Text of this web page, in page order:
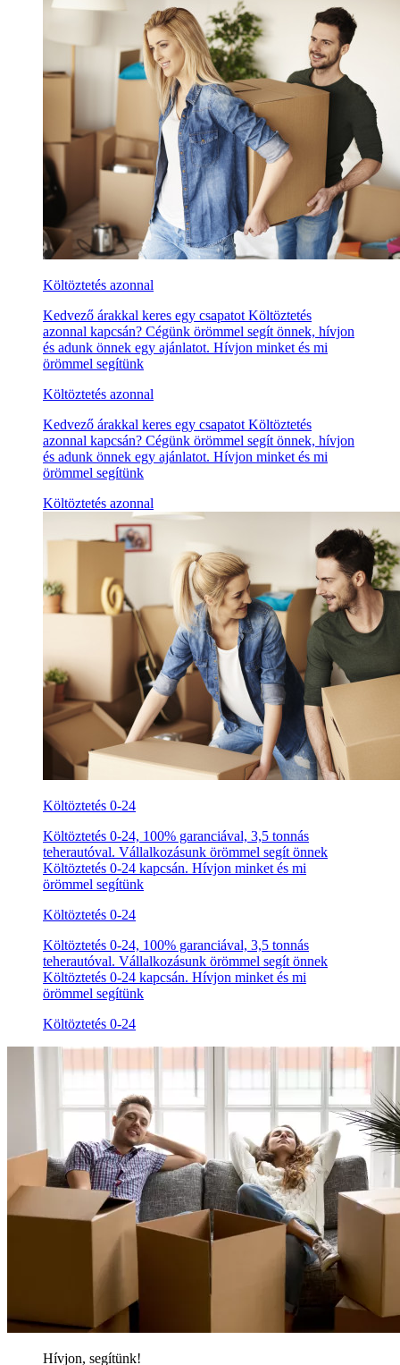
Költöztetés azonnal
Kedvező árakkal keres egy csapatot Költöztetés
azonnal kapcsán? Cégünk örömmel segít önnek, hívjon
és adunk önnek egy ajánlatot. Hívjon minket és mi
örömmel segítünk
Költöztetés azonnal
Kedvező árakkal keres egy csapatot Költöztetés
azonnal kapcsán? Cégünk örömmel segít önnek, hívjon
és adunk önnek egy ajánlatot. Hívjon minket és mi
örömmel segítünk
Költöztetés azonnal
Költöztetés 0-24
Költöztetés 0-24, 100% garanciával, 3,5 tonnás
teherautóval. Vállalkozásunk örömmel segít önnek
Költöztetés 0-24 kapcsán. Hívjon minket és mi
örömmel segítünk
Költöztetés 0-24
Költöztetés 0-24, 100% garanciával, 3,5 tonnás
teherautóval. Vállalkozásunk örömmel segít önnek
Költöztetés 0-24 kapcsán. Hívjon minket és mi
örömmel segítünk
Költöztetés 0-24
Hívjon, segítünk!